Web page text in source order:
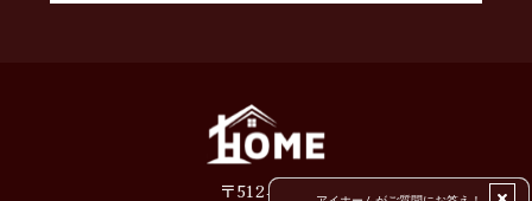
〒512-1203